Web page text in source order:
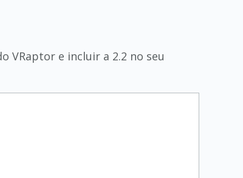
VRaptor e incluir a 2.2 no seu